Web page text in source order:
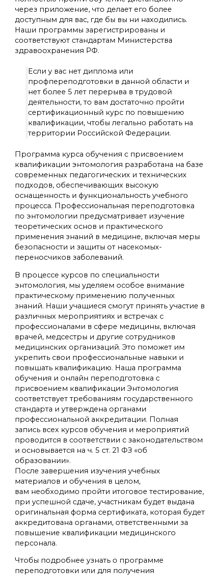
через приложение, что делает его более
доступным для вас, где бы вы ни находились.
Наши программы зарегистрированы и
соответствуют стандартам Министерства
здравоохранения РФ.
Если у вас нет диплома или
профпереподготовки в данной области и
нет более 5 лет перерыва в трудовой
деятельности, то вам достаточно пройти
сертификационный курс по повышению
квалификации, чтобы легально работать на
территории Российской Федерации.
Программа курса обучения с присвоением
квалификации энтомология разработана на базе
современных педагогических и технических
подходов, обеспечивающих высокую
оснащенность и функциональность учебного
процесса. Профессиональная переподготовка
по энтомологии предусматривает изучение
теоретических основ и практического
применения знаний в медицине, включая меры
безопасности и защиты от насекомых-
переносчиков заболеваний.
В процессе курсов по специальности
энтомология, мы уделяем особое внимание
практическому применению полученных
знаний. Наши учащиеся смогут принять участие в
различных мероприятиях и встречах с
профессионалами в сфере медицины, включая
врачей, медсестры и другие сотрудников
медицинских организаций. Это поможет им
укрепить свои профессиональные навыки и
повышать квалификацию. Наша программа
обучения и онлайн переподготовка с
присвоением квалификации Энтомология
соответствует требованиям государственного
стандарта и утверждена органами
профессиональной аккредитации. Полная
запись всех курсов обучения и мероприятий
проводится в соответствии с законодательством
и основывается на ч. 5 ст. 21 ФЗ «об
образовании».
После завершения изучения учебных
материалов и обучения в целом,
вам необходимо пройти итоговое тестирование,
при успешной сдаче, участникам будет выдана
оригинальная форма сертификата, которая будет
аккредитована органами, ответственными за
повышение квалификации медицинского
персонала.
Чтобы подробнее узнать о программе
переподготовки или для получения